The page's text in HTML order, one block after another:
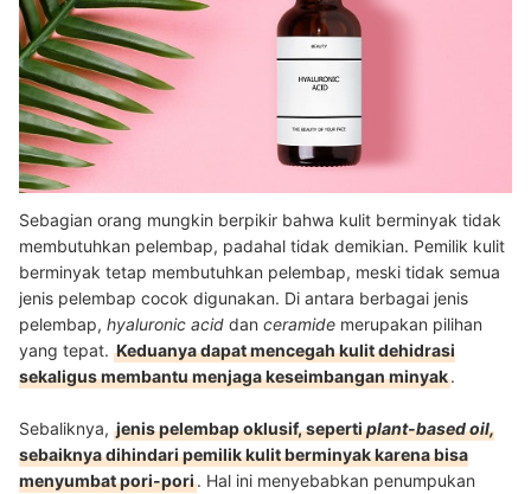
Sebagian orang mungkin berpikir bahwa kulit berminyak tidak
membutuhkan pelembap, padahal tidak demikian. Pemilik kulit
berminyak tetap membutuhkan pelembap, meski tidak semua
jenis pelembap cocok digunakan. Di antara berbagai jenis
pelembap, hyaluronic acid dan ceramide merupakan pilihan
yang tepat. Keduanya dapat mencegah kulit dehidrasi
sekaligus membantu menjaga keseimbangan minyak.
Sebaliknya, jenis pelembap oklusif, sepertiplant-based oil,
sebaiknya dihindari pemilik kulit berminyak karena bisa
menyumbat pori-pori. Hal ini menyebabkan penumpukan